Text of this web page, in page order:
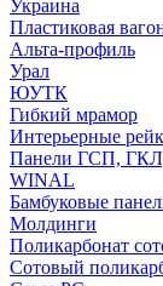
Украина
Пластиковая
Альта-профиль
Урал
ЮУТК
Гибкий мрамор
Интерьерные
Панели ГСП,
WINAL
Бамбуковые
Молдинги
Поликарбонат
Сотовый